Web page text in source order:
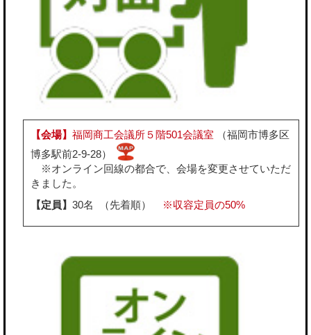
【会場】福岡商工会議所５階501会議室 （福岡市博多区
博多駅前2-9-28）
※オンライン回線の都合で、会場を変更させていただ
きました。
【定員】30名 （先着順） ※収容定員の50%